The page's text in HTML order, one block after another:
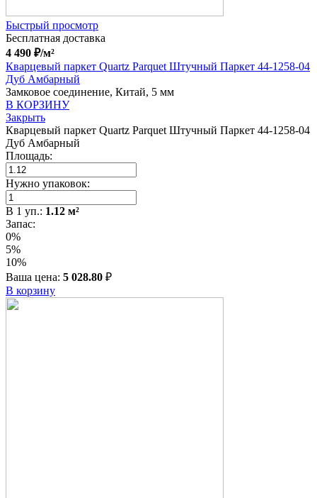
Быстрый просмотр
Бесплатная доставка
4 490 ₽/м²
Кварцевый паркет Quartz Parquet Штучный Паркет 44-1258-04
Дуб Амбарный
Замковое соединение, Китай, 5 мм
В КОРЗИНУ
Закрыть
Кварцевый паркет Quartz Parquet Штучный Паркет 44-1258-04
Дуб Амбарный
Площадь:
Нужно упаковок:
В 1 уп.: 1.12 м²
Запас:
0%
5%
10%
Ваша цена: 5 028.80 ₽
В корзину